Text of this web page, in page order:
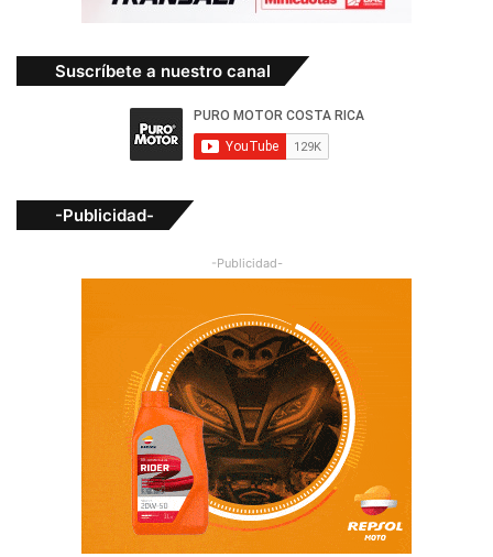
Suscríbete a nuestro canal
-Publicidad-
-Publicidad-